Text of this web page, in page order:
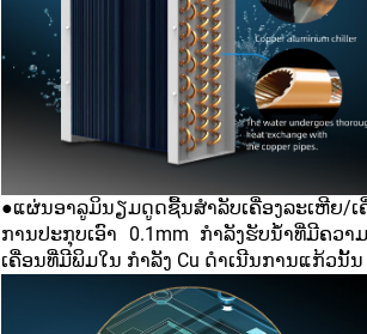
●ແຜ່ນອາລູມິນຽມດູດຊື້ນສຳລັບເຄື່ອງລະເຫີຍ/ເ
ການປະກຸບເອົາ 0.1mm ກຳລັງຮັບນ້ຳທີ່ມີຄວ
ເຄື່ອນທີ່ມີພິມໃນ ກຳລັງ Cu ດຳເນີນການແກ້ວ